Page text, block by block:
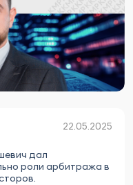
22.05.2025
дал
роли арбитража в